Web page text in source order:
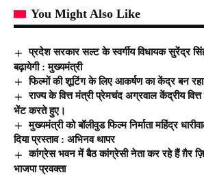
You Might Also Like
प्रदेश सरकार सल्ट के स्वर्गीय विधायक सुरेंद्र
बढ़ायेगी : मुख्यमंत्री
फिल्मों की शूटिंग के लिए आकर्षण का केंद्र बन
राज्य के वित्त मंत्री प्रेमचंद अग्रवाल केंद्रीय वित्त
भेंट करते हुए।
मुख्यमंत्री को बॉलीवुड फिल्म निर्माता महिंद्र
दिया प्रस्ताव : अभिनव थापर
कांग्रेस भवन में बैठ कांग्रेसी नेता कर रहे हैं ग़ैर
भाजपा प्रवक्ता